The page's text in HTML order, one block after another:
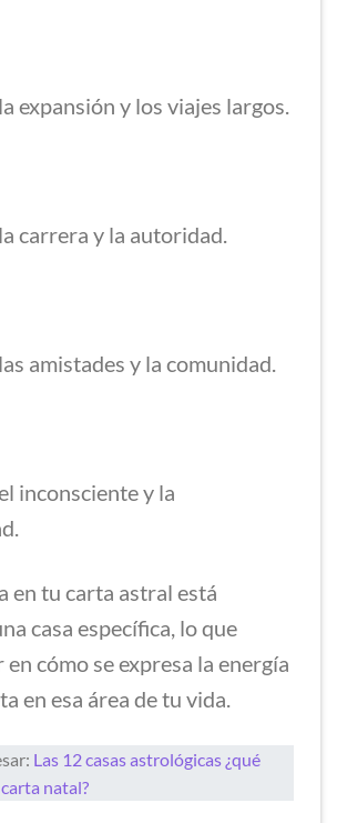
expansión y los viajes largos.
carrera y la autoridad.
amistades y la comunidad.
inconsciente y la
en tu carta astral está
casa específica, lo que
cómo se expresa la energía
en esa área de tu vida.
Las 12 casas astrológicas ¿qué
natal?